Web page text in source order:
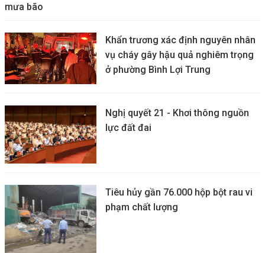
mưa bão
Khẩn trương xác định nguyên nhân
vụ cháy gây hậu quả nghiêm trọng
ở phường Bình Lợi Trung
Nghị quyết 21 - Khơi thông nguồn
lực đất đai
Tiêu hủy gần 76.000 hộp bột rau vi
phạm chất lượng